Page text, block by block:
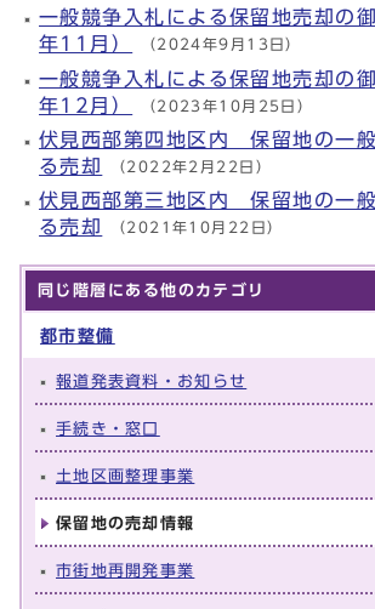
一般競争入札による保留地売却の
年11月） （2024年9月13日）
一般競争入札による保留地売却の
年12月） （2023年10月25日）
伏見西部第四地区内 保留地の一
る売却 （2022年2月22日）
伏見西部第三地区内 保留地の一
る売却 （2021年10月22日）
同じ階層にある他のカテゴリ
都市整備
報道発表資料・お知らせ
手続き・窓口
土地区画整理事業
保留地の売却情報
市街地再開発事業